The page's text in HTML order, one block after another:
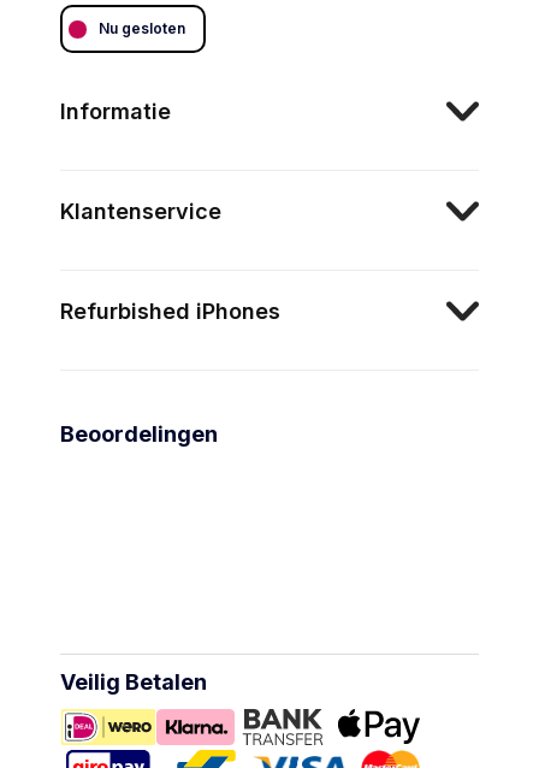
Nu gesloten
Informatie
Klantenservice
Refurbished iPhones
Beoordelingen
Veilig Betalen